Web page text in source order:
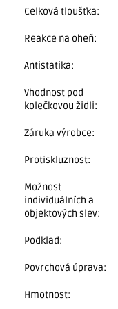
Celková tloušťka:
Reakce na oheň:
Antistatika:
Vhodnost pod
kolečkovou židli:
Záruka výrobce:
Protiskluznost:
Možnost
individuálních a
objektových slev:
Podklad:
Povrchová úprava:
Hmotnost: